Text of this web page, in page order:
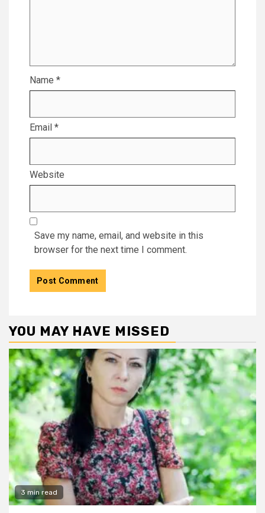
Name *
Email *
Website
Save my name, email, and website in this
browser for the next time I comment.
YOU MAY HAVE MISSED
3 min read